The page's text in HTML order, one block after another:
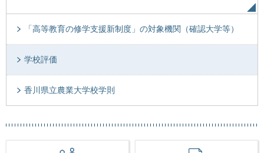
「高等教育の修学支援新制度」の対象機関（確認大学等）
学校評価
香川県立農業大学校学則